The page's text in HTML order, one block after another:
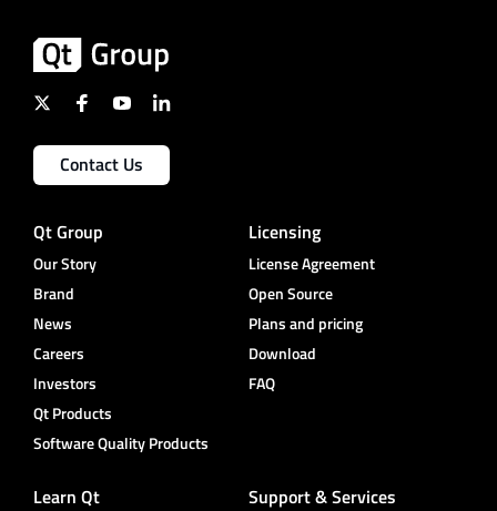
Contact Us
Qt Group
Our Story
Brand
News
Careers
Investors
Qt Products
Software Quality Products
Licensing
License Agreement
Open Source
Plans and pricing
Download
FAQ
Learn Qt Support & Services